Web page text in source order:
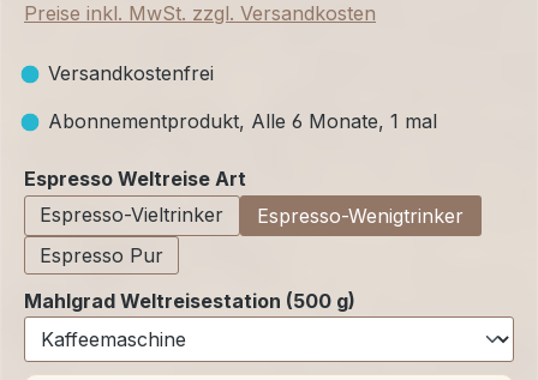
Preise inkl. MwSt. zzgl. Versandkosten
Versandkostenfrei
Abonnementprodukt, Alle 6 Monate, 1 mal
Espresso Weltreise Art
Espresso-Vieltrinker
Espresso-Wenigtrinker
Espresso Pur
Mahlgrad Weltreisestation (500 g)